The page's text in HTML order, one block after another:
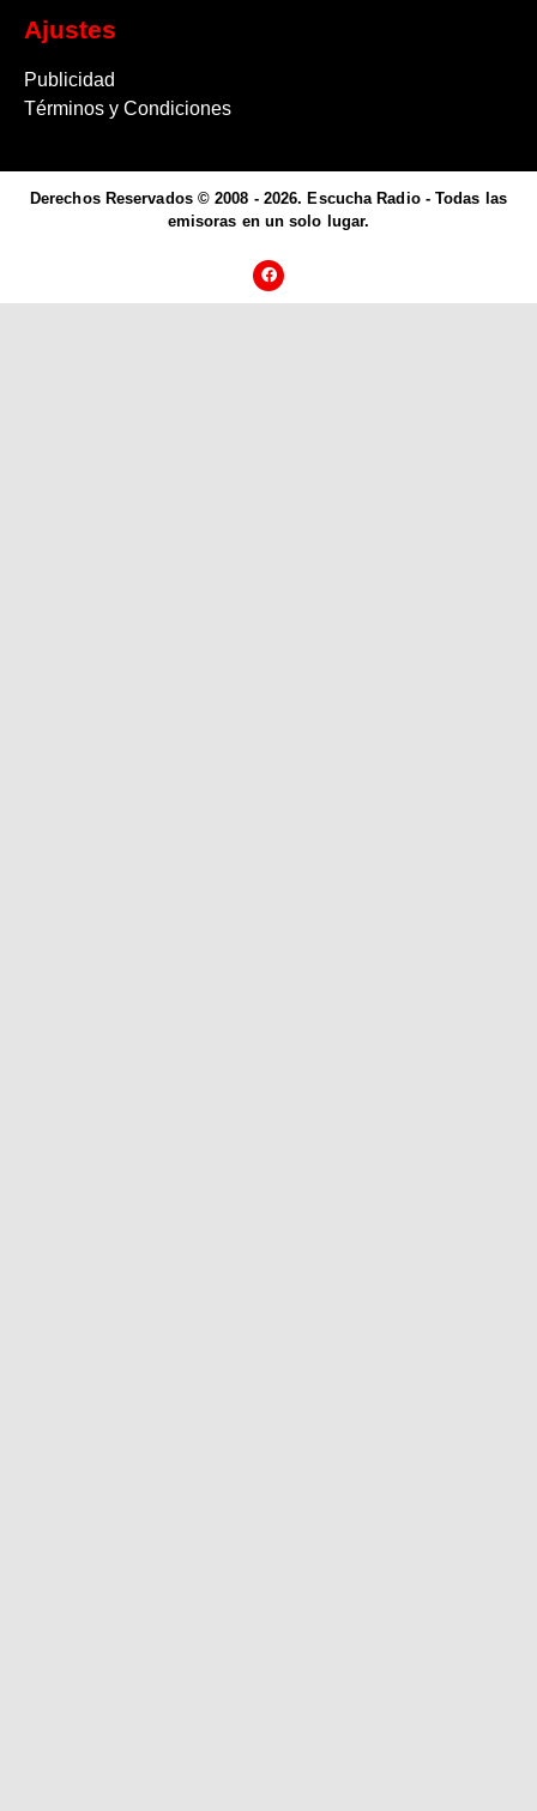
Ajustes
Publicidad
Términos y Condiciones
Derechos Reservados © 2008 - 2026. Escucha Radio - Todas las
emisoras en un solo lugar.